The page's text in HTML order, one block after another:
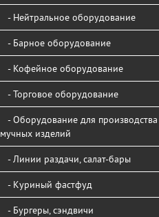
- Нейтральное оборудование
- Барное оборудование
- Кофейное оборудование
- Торговое оборудование
- Оборудование для производства
мучных изделий
- Линии раздачи, салат-бары
- Куриный фастфуд
- Бургеры, сэндвичи